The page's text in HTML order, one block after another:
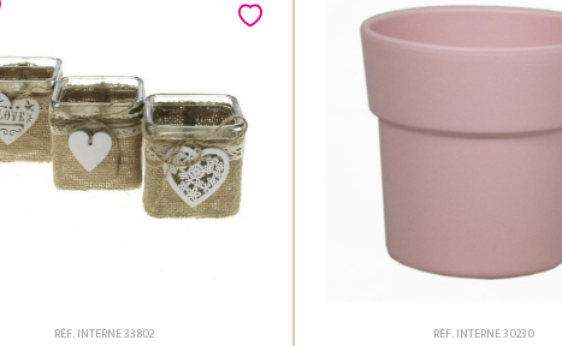
RÉF. INTERNE 33802 RÉF. INTERNE 30230